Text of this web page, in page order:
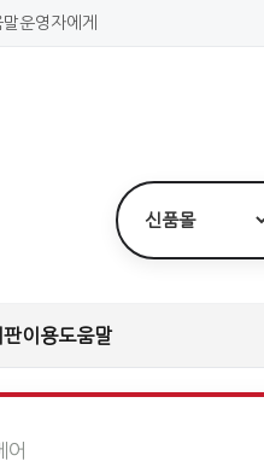
말운영자에게
판이용도움말
어